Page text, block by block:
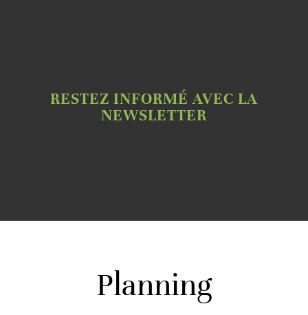
RESTEZ INFORMÉ AVEC LA
NEWSLETTER
Planning